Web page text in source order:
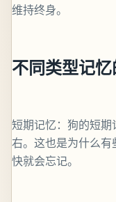
维持终身。
不同类型记
短期记忆：狗的短
右。这也是为什么
快就会忘记。